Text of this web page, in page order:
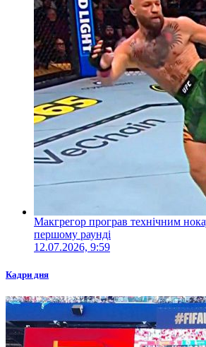
Макгрегор програв технічним
першому раунді
12.07.2026, 9:59
Кадри дня